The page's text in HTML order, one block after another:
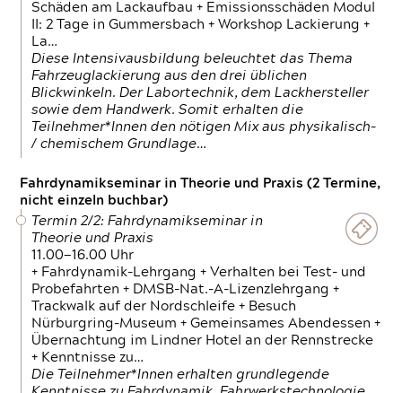
Schäden am Lackaufbau + Emissionsschäden Modul
II: 2 Tage in Gummersbach + Workshop Lackierung +
La…
Diese Intensivausbildung beleuchtet das Thema
Fahrzeuglackierung aus den drei üblichen
Blickwinkeln. Der Labortechnik, dem Lackhersteller
sowie dem Handwerk. Somit erhalten die
Teilnehmer*Innen den nötigen Mix aus physikalisch-
/ chemischem Grundlage…
Fahrdynamikseminar in Theorie und Praxis (2 Termine,
nicht einzeln buchbar)
Termin 2/2: Fahrdynamikseminar in
Theorie und Praxis
11.00—16.00 Uhr
+ Fahrdynamik-Lehrgang + Verhalten bei Test- und
Probefahrten + DMSB-Nat.-A-Lizenzlehrgang +
Trackwalk auf der Nordschleife + Besuch
Nürburgring-Museum + Gemeinsames Abendessen +
Übernachtung im Lindner Hotel an der Rennstrecke
+ Kenntnisse zu…
Die Teilnehmer*Innen erhalten grundlegende